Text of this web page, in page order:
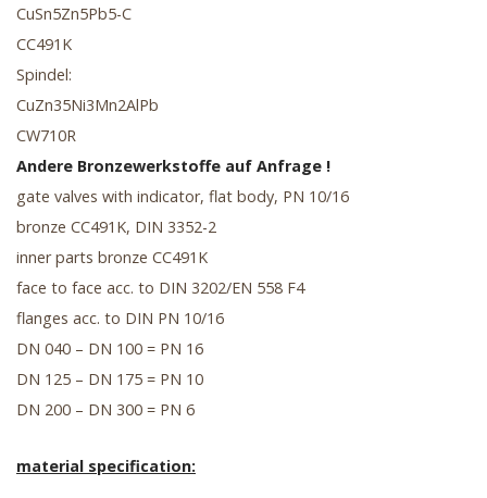
CuSn5Zn5Pb5-C
CC491K
Spindel:
CuZn35Ni3Mn2AlPb
CW710R
Andere Bronzewerkstoffe auf Anfrage !
gate valves with indicator, flat body, PN 10/16
bronze CC491K, DIN 3352-2
inner parts bronze CC491K
face to face acc. to DIN 3202/EN 558 F4
flanges acc. to DIN PN 10/16
DN 040 – DN 100 = PN 16
DN 125 – DN 175 = PN 10
DN 200 – DN 300 = PN 6
material specification: